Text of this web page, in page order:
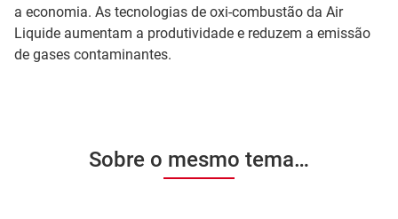
a economia. As tecnologias de oxi-combustão da Air
Liquide aumentam a produtividade e reduzem a emissão
de gases contaminantes.
Sobre o mesmo tema…